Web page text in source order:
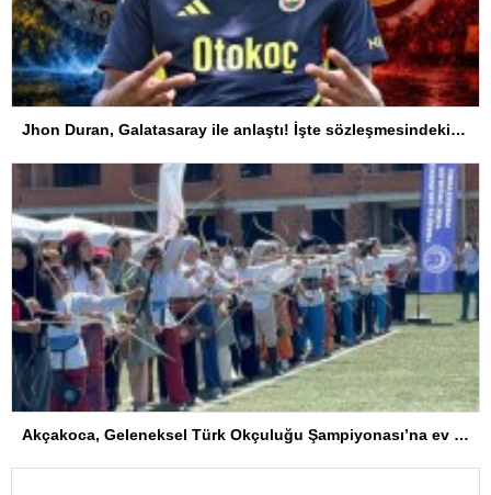
Jhon Duran, Galatasaray ile anlaştı! İşte sözleşmesindeki özel madde
Akçakoca, Geleneksel Türk Okçuluğu Şampiyonası’na ev sahipliği yapıyor